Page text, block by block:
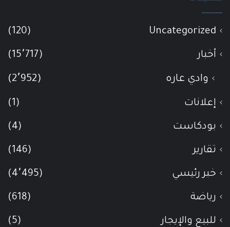
Uncategorized
(120)
أخبار (15٬717)
وادي عاره (2٬952)
إعلانات (1)
بودكاست (4)
تقارير (146)
خبر رئيسي (4٬495)
رياضة (618)
للبيع والإيجار (5)